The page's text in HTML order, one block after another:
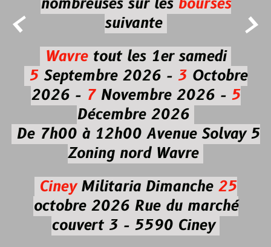
 
suivante
Wavretout les 1er samedi
5Septembre 2026 - 3Octobre
2026 -7Novembre 2026 - 5
Décembre 2026
De 7h00 à 12h00 Avenue Solvay 5
Zoning nord Wavre
CineyMilitaria Dimanche 25
octobre 2026Rue du marché
couvert 3 - 5590 Ciney